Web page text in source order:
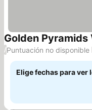
Golden Pyramids
/Puntuación no disponible
Elige fechas para ver